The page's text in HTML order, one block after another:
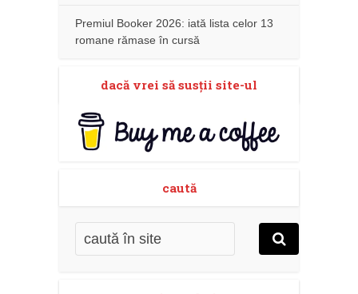
Premiul Booker 2026: iată lista celor 13
romane rămase în cursă
dacă vrei să susţii site-ul
caută